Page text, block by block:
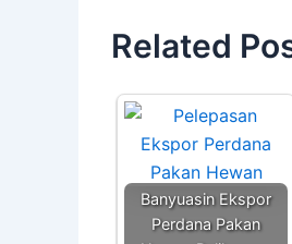
at
s
A
p
p
e
b
o
o
k
itt
er l
Related
Banyuasin Ekspor
Perdana Pakan